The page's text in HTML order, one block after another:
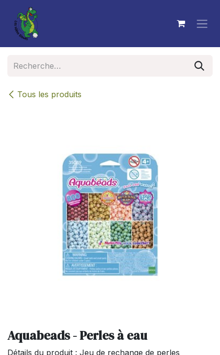
Se rendre au contenu
Tous les produits
Aquabeads - Perles à eau
Détails du produit : Jeu de rechange de perles